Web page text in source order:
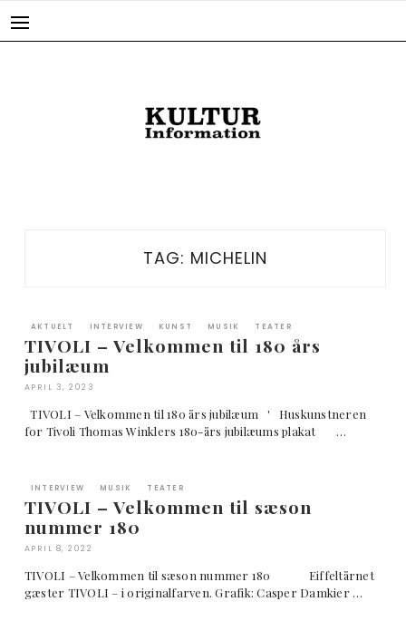
TAG: MICHELIN
AKTUELT INTERVIEW KUNST MUSIK TEATER
TIVOLI – Velkommen til 180 års
jubilæum
APRIL 3, 2023
TIVOLI – Velkommen til 180 års jubilæum ' Huskunstneren
for Tivoli Thomas Winklers 180-års jubilæums plakat …
INTERVIEW MUSIK TEATER
TIVOLI – Velkommen til sæson
nummer 180
APRIL 8, 2022
TIVOLI – Velkommen til sæson nummer 180 Eiffeltårnet
gæster TIVOLI – i originalfarven. Grafik: Casper Damkier …